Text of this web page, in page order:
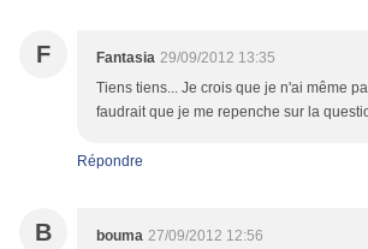
F Fantasia 29/09/2012 13:35
Tiens tiens... Je crois que je n'ai même
faudrait que je me repenche sur la
Répondre
B bouma 27/09/2012 12:56